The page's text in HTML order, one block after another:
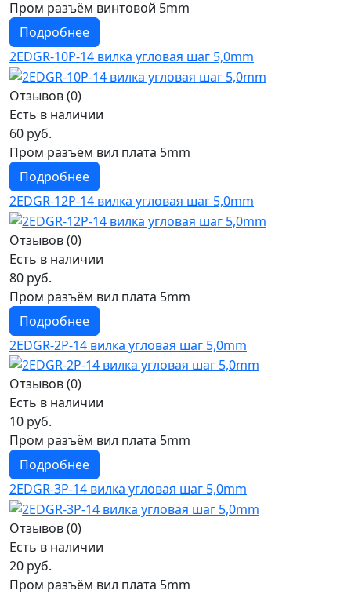
Пром разъём винтовой 5mm
Подробнее
2EDGR-10P-14 вилка угловая шаг 5,0mm
Отзывов (0)
Есть в наличии
60 руб.
Пром разъём вил плата 5mm
Подробнее
2EDGR-12P-14 вилка угловая шаг 5,0mm
Отзывов (0)
Есть в наличии
80 руб.
Пром разъём вил плата 5mm
Подробнее
2EDGR-2P-14 вилка угловая шаг 5,0mm
Отзывов (0)
Есть в наличии
10 руб.
Пром разъём вил плата 5mm
Подробнее
2EDGR-3P-14 вилка угловая шаг 5,0mm
Отзывов (0)
Есть в наличии
20 руб.
Пром разъём вил плата 5mm